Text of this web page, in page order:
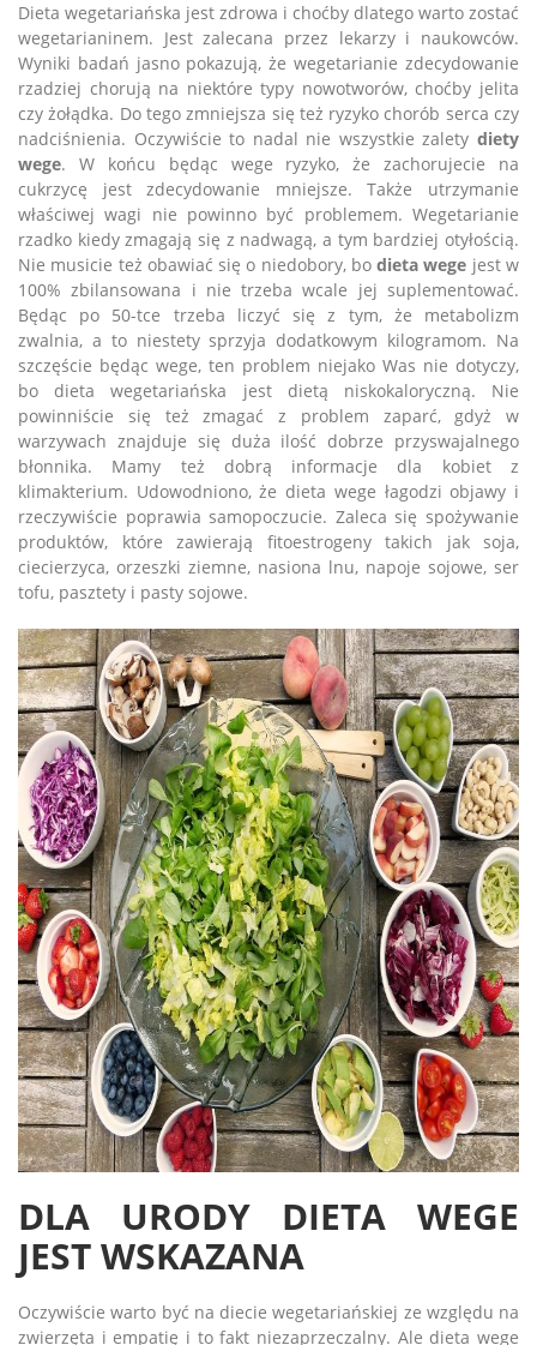
Dieta wegetariańska jest zdrowa i choćby dlatego warto zostać
wegetarianinem. Jest zalecana przez lekarzy i naukowców.
Wyniki badań jasno pokazują, że wegetarianie zdecydowanie
rzadziej chorują na niektóre typy nowotworów, choćby jelita
czy żołądka. Do tego zmniejsza się też ryzyko chorób serca czy
nadciśnienia. Oczywiście to nadal nie wszystkie zalety diety
wege. W końcu będąc wege ryzyko, że zachorujecie na
cukrzycę jest zdecydowanie mniejsze. Także utrzymanie
właściwej wagi nie powinno być problemem. Wegetarianie
rzadko kiedy zmagają się z nadwagą, a tym bardziej otyłością.
Nie musicie też obawiać się o niedobory, bodieta wege jest w
100% zbilansowana i nie trzeba wcale jej suplementować.
Będąc po 50-tce trzeba liczyć się z tym, że metabolizm
zwalnia, a to niestety sprzyja dodatkowym kilogramom. Na
szczęście będąc wege, ten problem niejako Was nie dotyczy,
bo dieta wegetariańska jest dietą niskokaloryczną. Nie
powinniście się też zmagać z problem zaparć, gdyż w
warzywach znajduje się duża ilość dobrze przyswajalnego
błonnika. Mamy też dobrą informacje dla kobiet z
klimakterium. Udowodniono, że dieta wege łagodzi objawy i
rzeczywiście poprawia samopoczucie. Zaleca się spożywanie
produktów, które zawierają fitoestrogeny takich jak soja,
ciecierzyca, orzeszki ziemne, nasiona lnu, napoje sojowe, ser
tofu, pasztety i pasty sojowe.
DLA URODY DIETA WEGE
JEST WSKAZANA
Oczywiście warto być na diecie wegetariańskiej ze względu na
zwierzęta i empatię i to fakt niezaprzeczalny. Ale dieta wege